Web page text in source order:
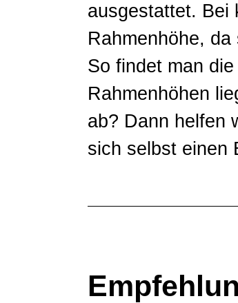
ausgestattet. Bei
Rahmenhöhe,
So findet man
Rahmenhöhen
ab? Dann helfen
sich selbst einen